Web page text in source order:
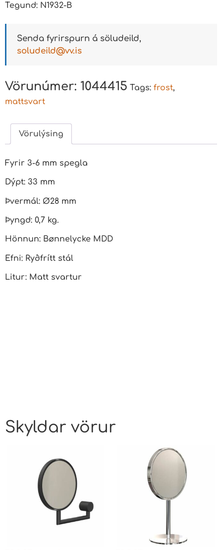
Tegund: N1932-B
Senda fyrirspurn á söludeild,
soludeild@vv.is
Vörunúmer: 1044415 Tags: frost,
mattsvart
Vörulýsing
Fyrir 3-6 mm spegla
Dýpt: 33 mm
Þvermál: Ø28 mm
Þyngd: 0,7 kg.
Hönnun: Bønnelycke MDD
Efni: Ryðfrítt stál
Litur: Matt svartur
Skyldar vörur